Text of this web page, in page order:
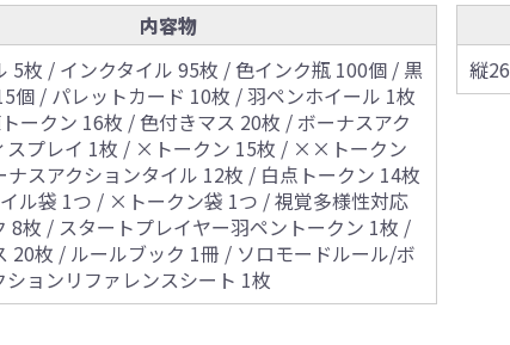
内容物
5枚 / インクタイル 95枚 / 色インク瓶 100個 / 黒
個 / パレットカード 10枚 / 羽ペンホイール 1枚
ークン 16枚 / 色付きマス 20枚 / ボーナスアク
スプレイ 1枚 / ×トークン 15枚 / ××トークン
ナスアクションタイル 12枚 / 白点トークン 14枚
ル袋 1つ / ×トークン袋 1つ / 視覚多様性対応
8枚 / スタートプレイヤー羽ペントークン 1枚 /
20枚 / ルールブック 1冊 / ソロモードルール/ボ
ションリファレンスシート 1枚
縦